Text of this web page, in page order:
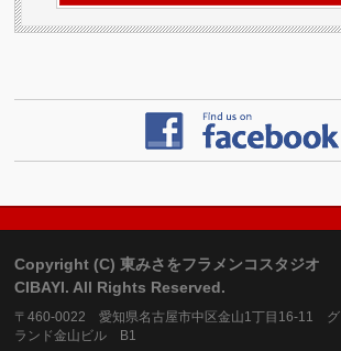
Copyright (C) 東みさをフラメンコスタジオ
CIBAYI. All Rights Reserved.
〒460-0022 愛知県名古屋市中区金山1丁目16-11 グ
ランド金山ビル B1